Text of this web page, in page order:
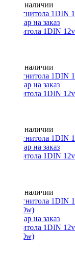
Нет в наличии
Магнитола 1DIN
Нет в наличии
Магнитола 1DIN
Нет в наличии
Магнитола 1DIN
Нет в наличии
Магнитола 1DIN
(4x140w)